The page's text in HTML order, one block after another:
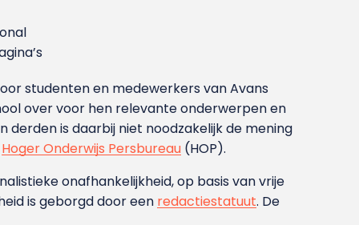
studenten en medewerkers van Avans
over voor hen relevante onderwerpen en
is daarbij niet noodzakelijk de mening
Hoger Onderwijs Persbureau (HOP).
onafhankelijkheid, op basis van vrije
is geborgd door een redactiestatuut. De